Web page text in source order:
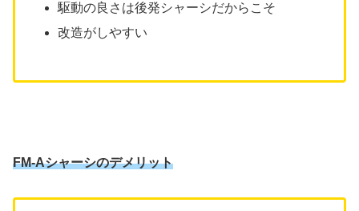
駆動の良さは後発シャーシだからこそ
改造がしやすい
FM-Aシャーシのデメリット